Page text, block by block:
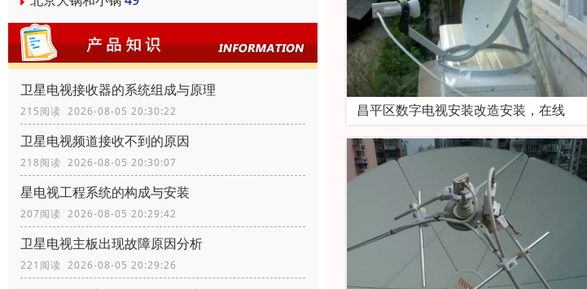
卫星电视接收器的系统组成与原理
215阅读 2026-08-05 20:30:22
卫星电视频道接收不到的原因
218阅读 2026-08-05 20:30:07
星电视工程系统的构成与安装
207阅读 2026-08-05 20:29:42
卫星电视主板出现故障原因分析
221阅读 2026-08-05 20:29:26
昌平区数字电视安装改造安装，在线